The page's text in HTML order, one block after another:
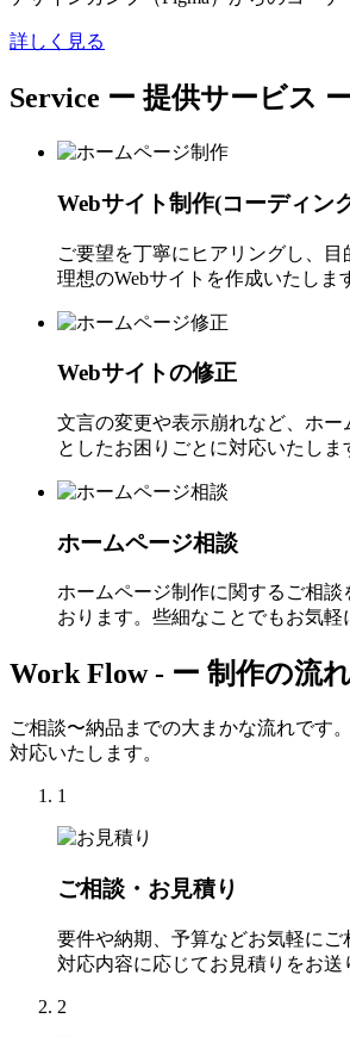
詳しく見る
Service ー 提供サービス
Webサイト制作(コーディン
ご要望を丁寧にヒアリングし、
理想のWebサイトを作成いたしま
Webサイトの修正
文言の変更や表示崩れなど、ホー
としたお困りごとに対応いたしま
ホームページ相談
ホームページ制作に関するご相談
おります。些細なことでもお気軽
Work Flow - ー 制作の流
ご相談〜納品までの大まかな流れです
対応いたします。
1
ご相談・お見積り
要件や納期、予算などお気軽にご
対応内容に応じてお見積りをお送
2